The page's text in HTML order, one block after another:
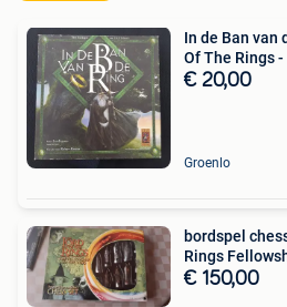
In de Ban van
Of The Rings -
€ 20,00
Groenlo
bordspel
Rings
€ 150,00